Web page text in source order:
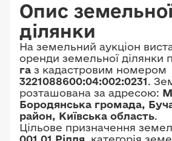
Опис
ділянки
На земельний аукціон
оренди земельної
га з кадастровим номером
3221088600:04:002:0231.
розташована за адресою:
Бородянська громада,
район, Київська область.
Цільове призначення